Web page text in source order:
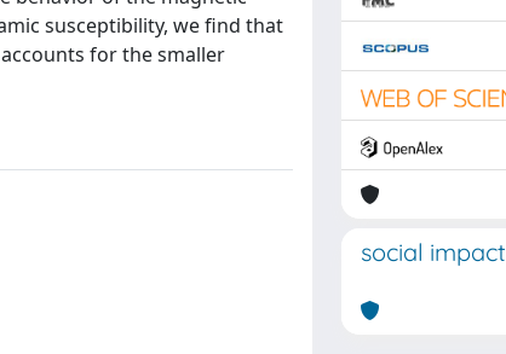
susceptibility, we find that
for the smaller
social impact